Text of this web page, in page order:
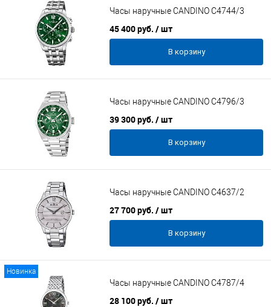
Часы наручные CANDINO C4744/3
45 400 руб. / шт
В корзину
Часы наручные CANDINO C4796/3
39 300 руб. / шт
В корзину
Часы наручные CANDINO C4637/2
27 700 руб. / шт
В корзину
Новинка
Часы наручные CANDINO C4787/4
28 100 руб. / шт